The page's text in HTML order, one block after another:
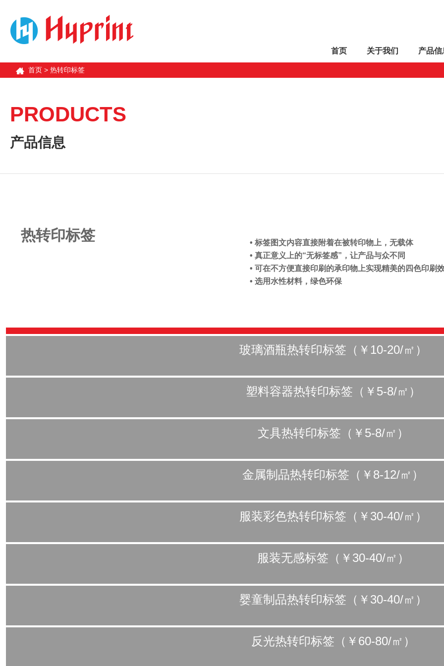
首页 关于我们 产品信
首页> 热转印标签
PRODUCTS
产品信息
热转印标签
• 标签图文内容直接附着在被转印物上，无载体
• 真正意义上的“无标签感”，让产品与众不同
• 可在不方便直接印刷的承印物上实现精美的四色印刷
• 选用水性材料，绿色环保
玻璃酒瓶热转印标签（￥10-20/㎡）
塑料容器热转印标签（￥5-8/㎡）
文具热转印标签（￥5-8/㎡）
金属制品热转印标签（￥8-12/㎡）
服装彩色热转印标签（￥30-40/㎡）
服装无感标签（￥30-40/㎡）
婴童制品热转印标签（￥30-40/㎡）
反光热转印标签（￥60-80/㎡）